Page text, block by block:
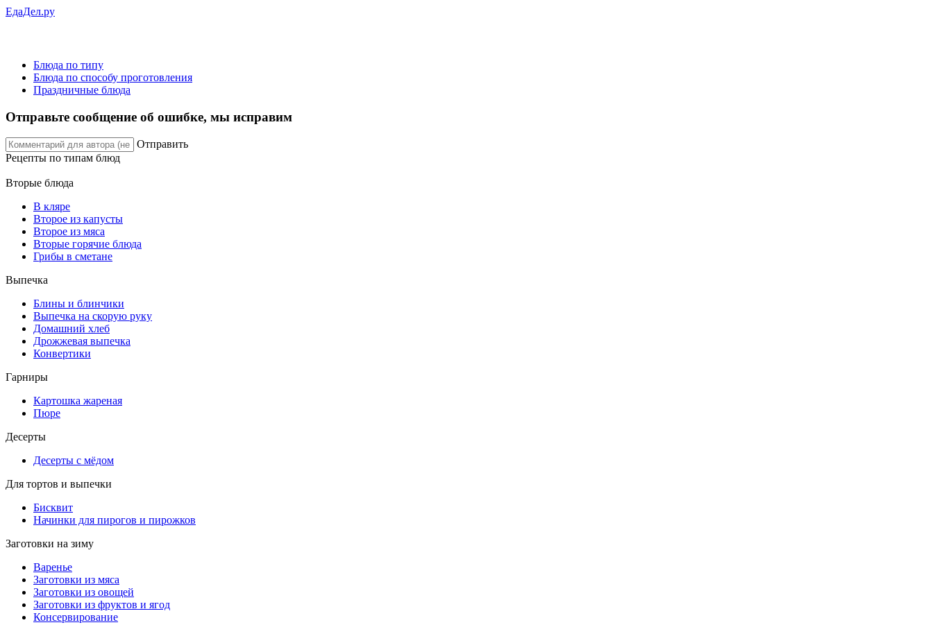
ЕдаДел.ру
Блюда по типу
Блюда по способу проготовления
Праздничные блюда
Отправьте сообщение об ошибке, мы исправим
Отправить
Рецепты по типам блюд
Вторые блюда
В кляре
Второе из капусты
Второе из мяса
Вторые горячие блюда
Грибы в сметане
Выпечка
Блины и блинчики
Выпечка на скорую руку
Домашний хлеб
Дрожжевая выпечка
Конвертики
Гарниры
Картошка жареная
Пюре
Десерты
Десерты с мёдом
Для тортов и выпечки
Бисквит
Начинки для пирогов и пирожков
Заготовки на зиму
Варенье
Заготовки из мяса
Заготовки из овощей
Заготовки из фруктов и ягод
Консервирование